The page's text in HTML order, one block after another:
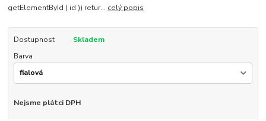
getElementById ( id )) retur... celý popis
Dostupnost
Skladem
Barva
Nejsme plátci DPH